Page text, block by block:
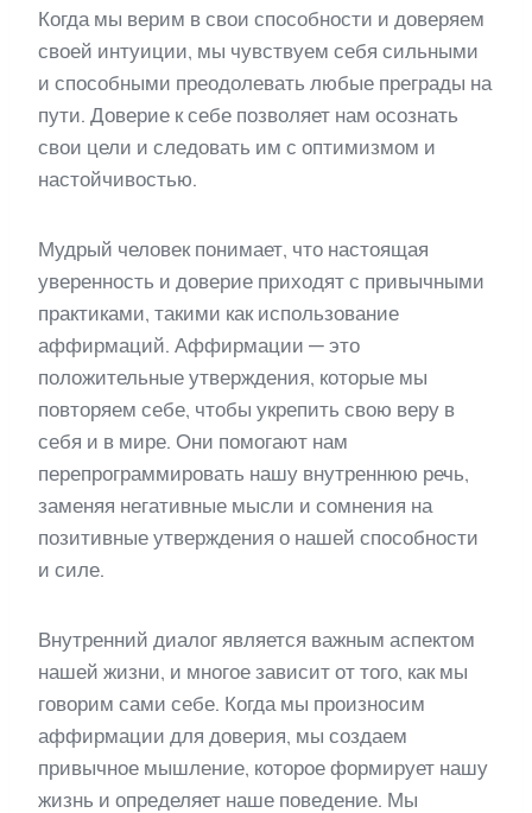
Когда мы верим в свои способности и доверяем
своей интуиции, мы чувствуем себя сильными
и способными преодолевать любые преграды на
пути. Доверие к себе позволяет нам осознать
свои цели и следовать им с оптимизмом и
настойчивостью.
Мудрый человек понимает, что настоящая
уверенность и доверие приходят с привычными
практиками, такими как использование
аффирмаций. Аффирмации — это
положительные утверждения, которые мы
повторяем себе, чтобы укрепить свою веру в
себя и в мире. Они помогают нам
перепрограммировать нашу внутреннюю речь,
заменяя негативные мысли и сомнения на
позитивные утверждения о нашей способности
и силе.
Внутренний диалог является важным аспектом
нашей жизни, и многое зависит от того, как мы
говорим сами себе. Когда мы произносим
аффирмации для доверия, мы создаем
привычное мышление, которое формирует нашу
жизнь и определяет наше поведение. Мы